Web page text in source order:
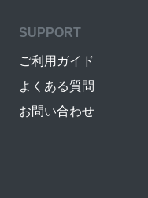
SUPPORT
ご利用ガイド
よくある質問
お問い合わせ